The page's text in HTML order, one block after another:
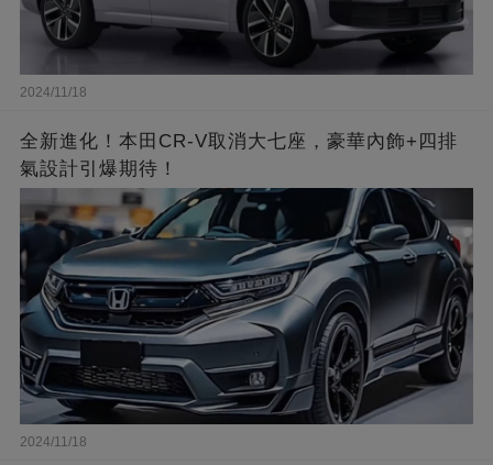
2024/11/18
全新進化！本田CR-V取消大七座，豪華內飾+四排
氣設計引爆期待！
2024/11/18